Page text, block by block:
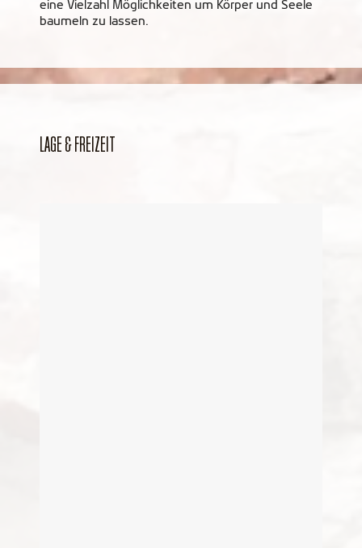
eine Vielzahl Möglichkeiten um Körper und Seele
baumeln zu lassen.
LAGE & FREIZEIT